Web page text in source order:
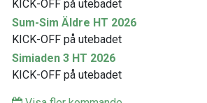
KICK-OFF på utebadet
Sum-Sim Äldre HT 2026
KICK-OFF på utebadet
Simiaden 3 HT 2026
KICK-OFF på utebadet